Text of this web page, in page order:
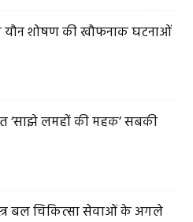
शोषण की खौफनाक घटनाओं
लमहों की महक’ सबकी
बल चिकित्सा सेवाओं के अगले